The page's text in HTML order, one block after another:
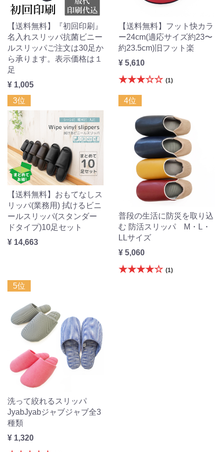
【送料無料】『初回印刷』
名入れスリッパ抗菌ビニー
ルスリッパご注文は30足か
ら承ります。表示価格は１
足
¥ 1,005
【送料無料】フット快カラ
ー24cm(適応サイズ約23〜
約23.5cm)旧フット楽
¥ 5,610
★★★☆☆ (1)
3位
【送料無料】おもてなしス
リッパ(業務用) 拭けるビニ
ールスリッパ(スタンダー
ドタイプ)10足セット
¥ 14,663
4位
普段の生活に防災を取り込
む 防活スリッパ M・L・
LLサイズ
¥ 5,060
★★★★☆ (1)
5位
洗って絞れるスリッパ
JyabJyabジャブジャブ全3
種類
¥ 1,320